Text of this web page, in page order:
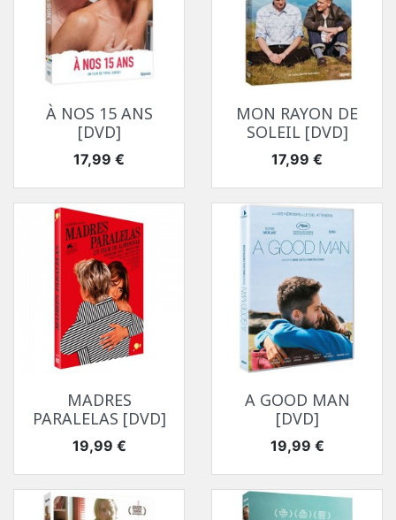
À NOS 15 ANS
[DVD]
Prix
17,99 €
MON RAYON DE
SOLEIL [DVD]
Prix
17,99 €
MADRES
PARALELAS [DVD]
Prix
19,99 €
A GOOD MAN
[DVD]
Prix
19,99 €